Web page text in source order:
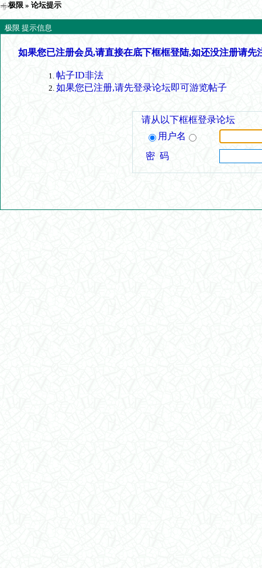
极限 » 论坛提示
极限 提示信息
如果您已注册会员,请直接在底下框框登陆,如还没注册请先
帖子ID非法
如果您已注册,请先登录论坛即可游览帖子
请从以下框框登录论坛
用户名
密 码